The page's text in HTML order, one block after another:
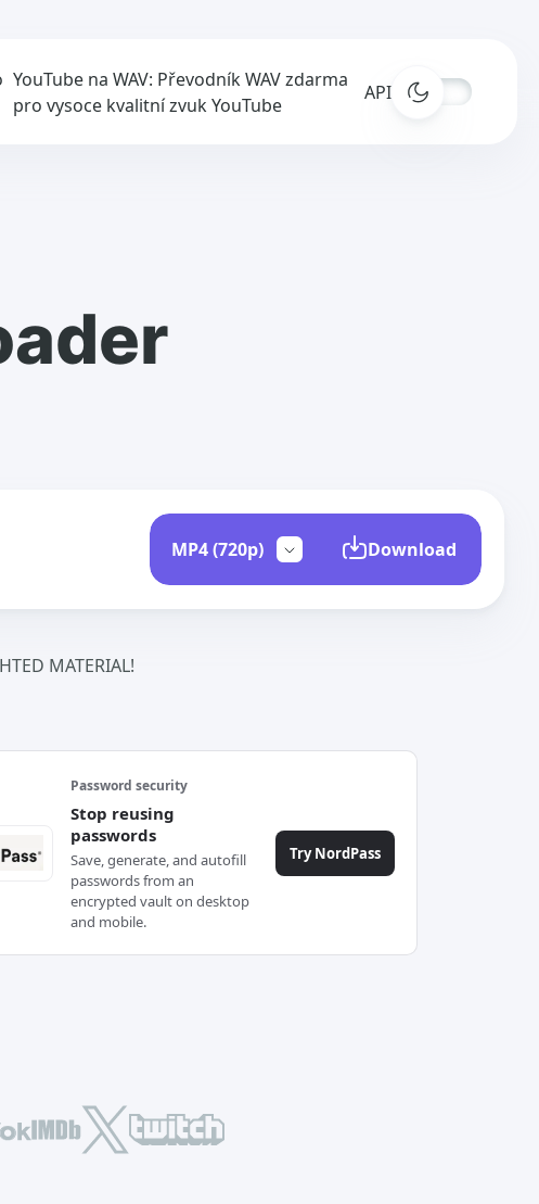
YouTube na WAV: Převodník WAV zdarma
pro vysoce kvalitní zvuk YouTube
APIs
Download
MATERIAL!
Password security
Stop reusing
passwords
Save, generate, and autofill
passwords from an
encrypted vault on desktop
and mobile.
Try NordPass